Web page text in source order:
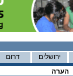
דרום ירושלים
הערה